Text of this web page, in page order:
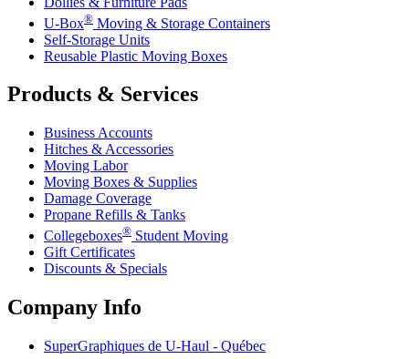
U-Box® Moving & Storage Containers
Self-Storage Units
Reusable Plastic Moving Boxes
Products & Services
Business Accounts
Hitches & Accessories
Moving Labor
Moving Boxes & Supplies
Damage Coverage
Propane Refills & Tanks
Collegeboxes® Student Moving
Gift Certificates
Discounts & Specials
Company Info
SuperGraphiques de U-Haul - Québec